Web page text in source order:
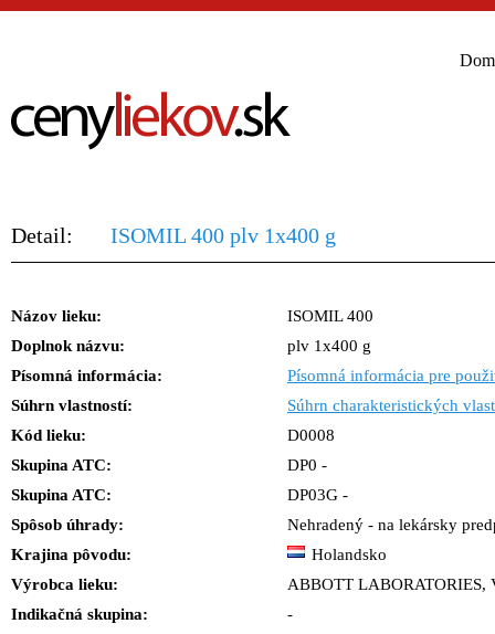
Detail: ISOMIL 400 plv 1x400 g
Názov lieku:
ISOMIL 400
Doplnok názvu:
plv 1x400 g
Písomná informácia:
Písomná informácia pre
Súhrn vlastností:
Súhrn charakteristických
Kód lieku:
D0008
Skupina ATC:
DP0 -
Skupina ATC:
DP03G -
Spôsob úhrady:
Nehradený - na lekársky
Krajina pôvodu:
Holandsko
Výrobca lieku:
ABBOTT
Indikačná skupina:
-